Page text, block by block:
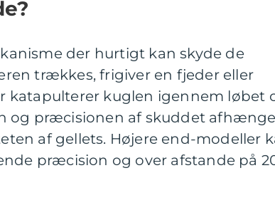
der hurtigt kan skyde de
trækkes, frigiver en fjeder eller
katapulterer kuglen igennem løbet
og præcisionen af skuddet
af gellets. Højere end-modeller
præcision og over afstande på